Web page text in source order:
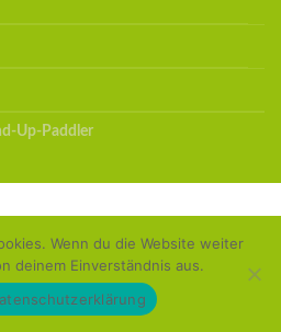
Up-Paddler
Wenn du die Website weiter
deinem Einverständnis aus.